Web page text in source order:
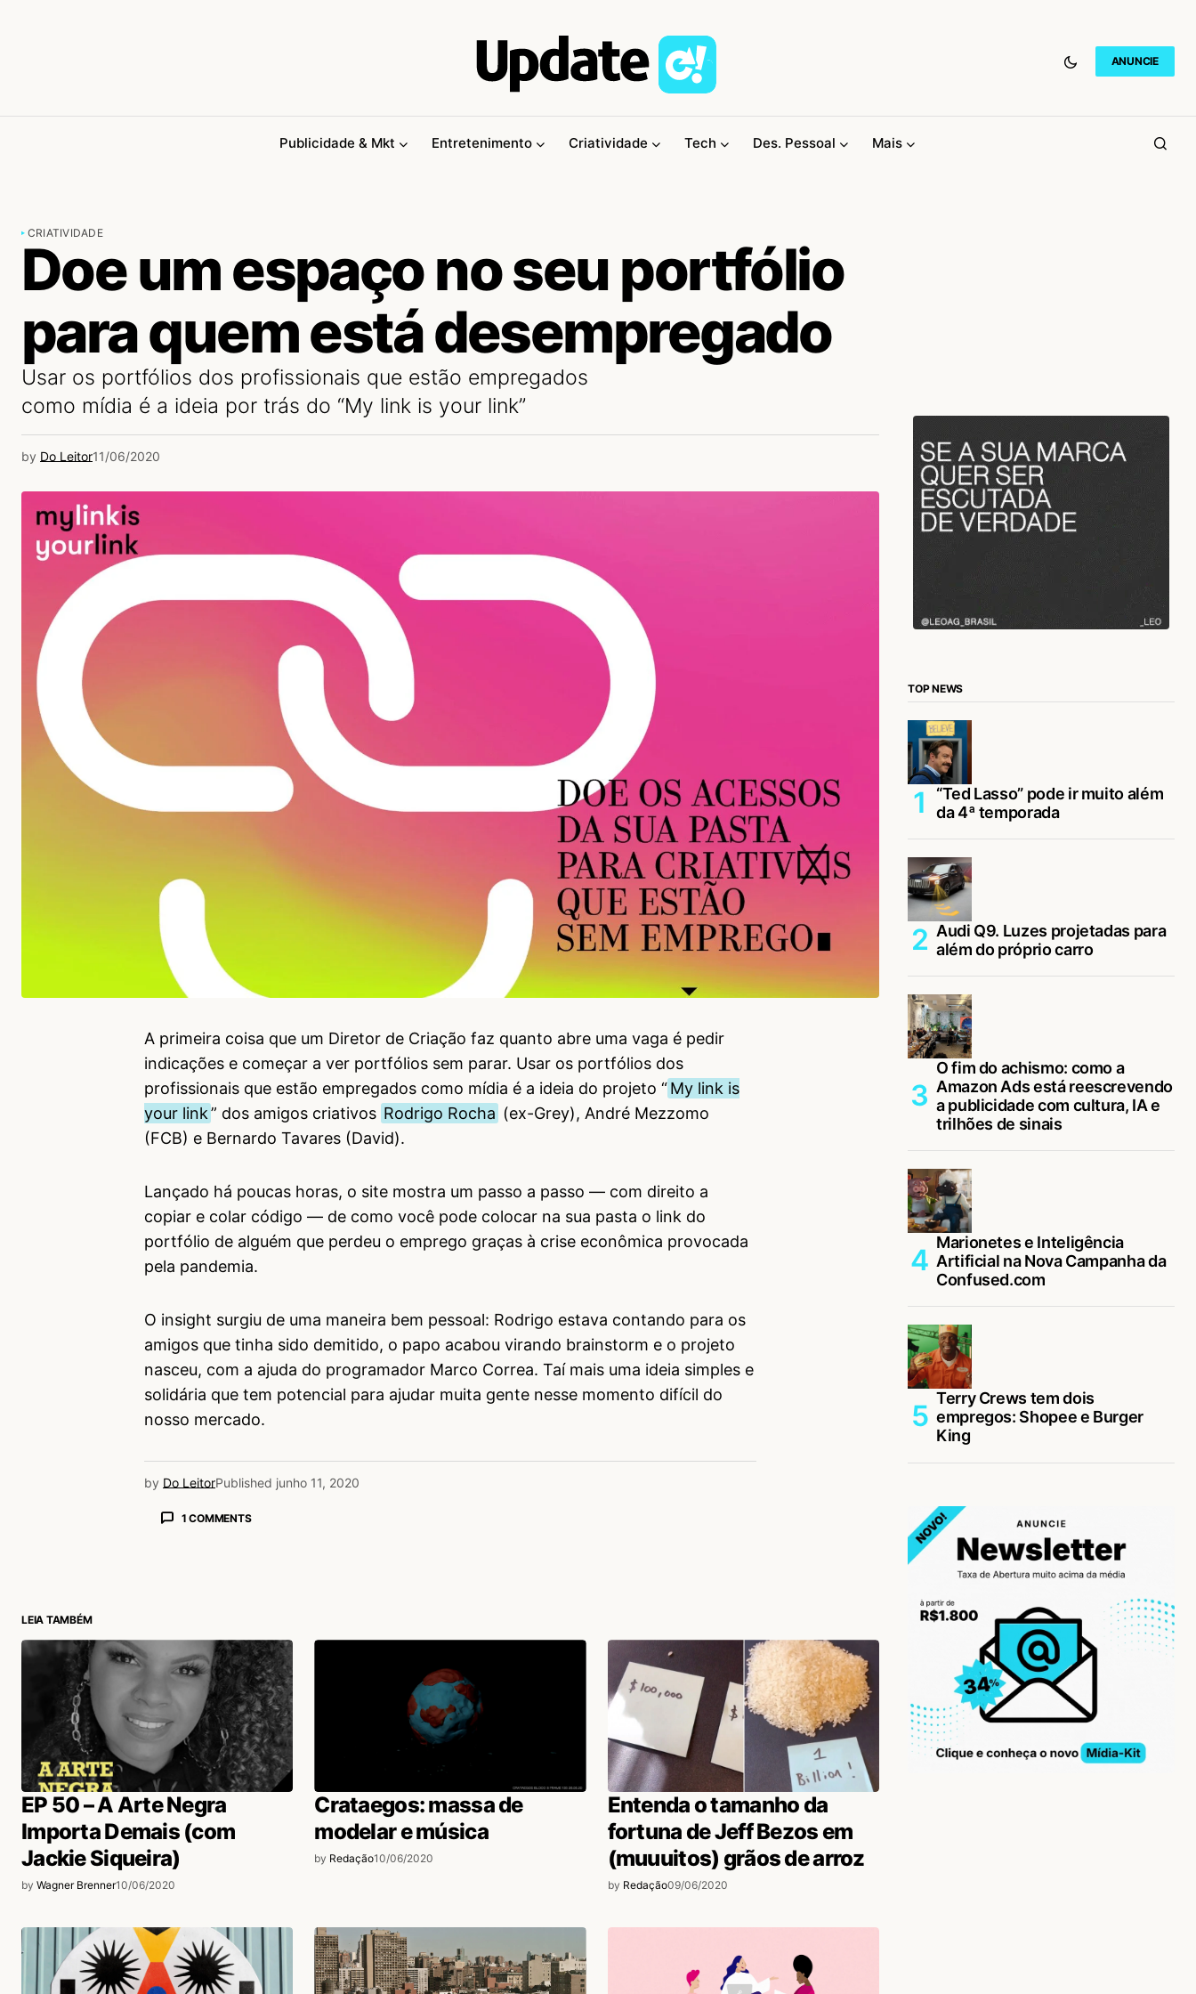
ANUNCIE
Publicidade & Mkt Entretenimento Criatividade Tech Des. Pessoal Mais
CRIATIVIDADE
Doe um espaço no seu portfólio
para quem está desempregado
Usar os portfólios dos profissionais que estão empregados
como mídia é a ideia por trás do “My link is your link”
by Do Leitor11/06/2020
A primeira coisa que um Diretor de Criação faz quanto abre uma vaga é pedir
indicações e começar a ver portfólios sem parar. Usar os portfólios dos
profissionais que estão empregados como mídia é a ideia do projeto “My link is
your link” dos amigos criativos Rodrigo Rocha (ex-Grey), André Mezzomo
(FCB) e Bernardo Tavares (David).
Lançado há poucas horas, o site mostra um passo a passo — com direito a
copiar e colar código — de como você pode colocar na sua pasta o link do
portfólio de alguém que perdeu o emprego graças à crise econômica provocada
pela pandemia.
O insight surgiu de uma maneira bem pessoal: Rodrigo estava contando para os
amigos que tinha sido demitido, o papo acabou virando brainstorm e o projeto
nasceu, com a ajuda do programador Marco Correa. Taí mais uma ideia simples e
solidária que tem potencial para ajudar muita gente nesse momento difícil do
nosso mercado.
by Do LeitorPublished junho 11, 2020
1 COMMENTS
LEIA TAMBÉM
EP 50 – A Arte Negra
Importa Demais (com
Jackie Siqueira)
by Wagner Brenner10/06/2020
Crataegos: massa de
modelar e música
by Redação10/06/2020
Entenda o tamanho da
fortuna de Jeff Bezos em
(muuuitos) grãos de arroz
by Redação09/06/2020
TOP NEWS
“Ted Lasso” pode ir muito além
da 4ª temporada
Audi Q9. Luzes projetadas para
além do próprio carro
O fim do achismo: como a
Amazon Ads está reescrevendo
a publicidade com cultura, IA e
trilhões de sinais
Marionetes e Inteligência
Artificial na Nova Campanha da
Confused.com
Terry Crews tem dois
empregos: Shopee e Burger
King